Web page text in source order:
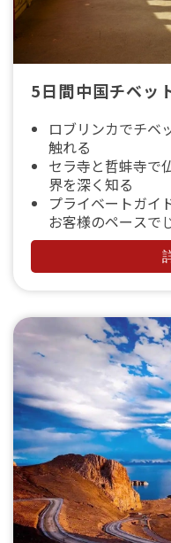
5日間中国チベッ
ロブリンカでチベ
触れる
セラ寺と哲蚌寺で
界を深く知る
プライベートガイ
お客様のペースで